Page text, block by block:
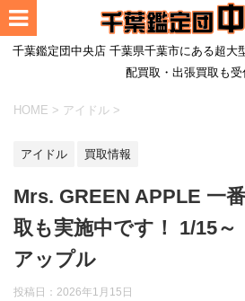
千葉鑑定団中央店 千葉県千葉市にある超
配買取・出張買取も受
HOME > アイドル >
アイドル 買取情報
Mrs. GREEN APPLE 一
取も実施中です！ 1/15
アップル
投稿日： 2026年1月15日